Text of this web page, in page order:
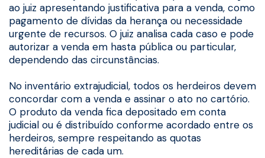
ao juiz apresentando justificativa para a venda, como
pagamento de dívidas da herança ou necessidade
urgente de recursos. O juiz analisa cada caso e pode
autorizar a venda em hasta pública ou particular,
dependendo das circunstâncias.
No inventário extrajudicial, todos os herdeiros devem
concordar com a venda e assinar o ato no cartório.
O produto da venda fica depositado em conta
judicial ou é distribuído conforme acordado entre os
herdeiros, sempre respeitando as quotas
hereditárias de cada um.